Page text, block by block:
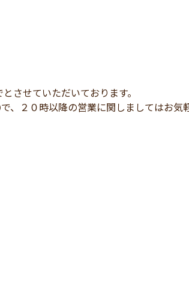
させていただいております。
、２０時以降の営業に関しましてはお気